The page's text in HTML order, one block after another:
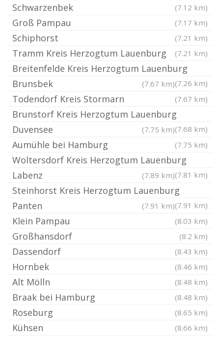
Schwarzenbek (7.12 km)
Groß Pampau (7.17 km)
Schiphorst (7.21 km)
Tramm Kreis Herzogtum Lauenburg (7.21 km)
Breitenfelde Kreis Herzogtum Lauenburg
(7.26 km)
Brunsbek (7.67 km)
Todendorf Kreis Stormarn (7.67 km)
Brunstorf Kreis Herzogtum Lauenburg
(7.68 km)
Duvensee (7.75 km)
Aumühle bei Hamburg (7.75 km)
Woltersdorf Kreis Herzogtum Lauenburg
(7.81 km)
Labenz (7.89 km)
Steinhorst Kreis Herzogtum Lauenburg
(7.91 km)
Panten (7.91 km)
Klein Pampau (8.03 km)
Großhansdorf (8.2 km)
Dassendorf (8.43 km)
Hornbek (8.46 km)
Alt Mölln (8.48 km)
Braak bei Hamburg (8.48 km)
Roseburg (8.65 km)
Kühsen (8.66 km)